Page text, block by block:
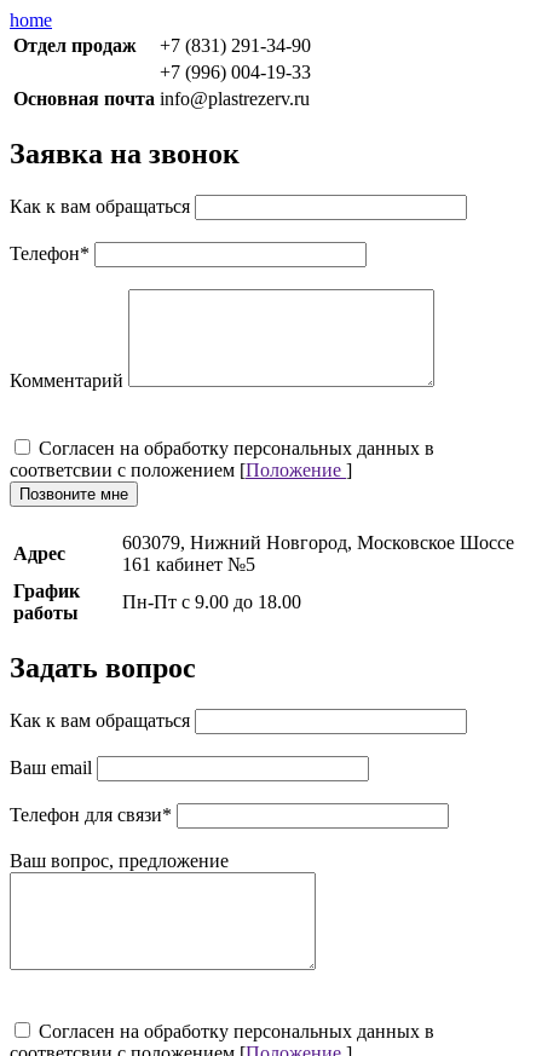
home
Отдел продаж
+7 (831) 291-34-90
+7 (996) 004-19-33
Основная почта info@plastrezerv.ru
Заявка на звонок
Как к вам обращаться
Телефон*
Комментарий
Cогласен на обработку персональных данных в
соответсвии с положением [Положение ]
Позвоните мне
Адрес
603079, Нижний Новгород, Московское Шоссе
161 кабинет №5
График
работы
Пн-Пт с 9.00 до 18.00
Задать вопрос
Как к вам обращаться
Ваш email
Телефон для связи*
Ваш вопрос, предложение
Cогласен на обработку персональных данных в